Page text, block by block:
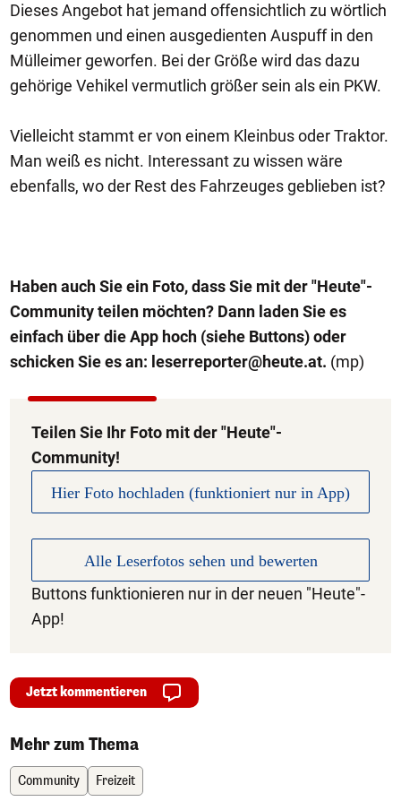
Dieses Angebot hat jemand offensichtlich zu wörtlich
genommen und einen ausgedienten Auspuff in den
Mülleimer geworfen. Bei der Größe wird das dazu
gehörige Vehikel vermutlich größer sein als ein PKW.
Vielleicht stammt er von einem Kleinbus oder Traktor.
Man weiß es nicht. Interessant zu wissen wäre
ebenfalls, wo der Rest des Fahrzeuges geblieben ist?
Haben auch Sie ein Foto, dass Sie mit der "Heute"-
Community teilen möchten? Dann laden Sie es
einfach über die App hoch (siehe Buttons) oder
schicken Sie es an: leserreporter@heute.at. (mp)
Teilen Sie Ihr Foto mit der "Heute"-
Community!
Hier Foto hochladen (funktioniert nur in App)
Alle Leserfotos sehen und bewerten
Buttons funktionieren nur in der neuen "Heute"-
App!
Jetzt kommentieren
Mehr zum Thema
Community Freizeit